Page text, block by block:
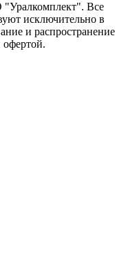
Все
исключительно в
и распространение
офертой.